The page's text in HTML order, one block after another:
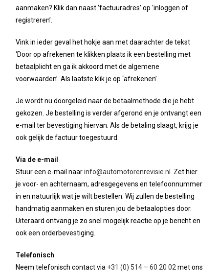
aanmaken? Klik dan naast ‘factuuradres’ op ‘inloggen of
registreren’.
Vink in ieder geval het hokje aan met daarachter de tekst
‘Door op afrekenen te klikken plaats ik een bestelling met
betaalplicht en ga ik akkoord met de algemene
voorwaarden’. Als laatste klik je op ‘afrekenen’.
Je wordt nu doorgeleid naar de betaalmethode die je hebt
gekozen. Je bestelling is verder afgerond en je ontvangt een
e-mail ter bevestiging hiervan. Als de betaling slaagt, krijg je
ook gelijk de factuur toegestuurd.
Via de e-mail
Stuur een e-mail naarinfo@automotorenrevisie.nl
. Zet hier
je voor- en achternaam, adresgegevens en telefoonnummer
in en natuurlijk wat je wilt bestellen. Wij zullen de bestelling
handmatig aanmaken en sturen jou de betaalopties door.
Uiteraard ontvang je zo snel mogelijk reactie op je bericht en
ook een orderbevestiging.
Telefonisch
Neem telefonisch contact via +31 (0) 514 – 60 20 02 met ons